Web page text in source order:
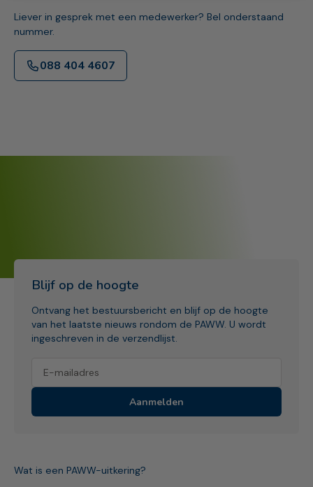
Liever in gesprek met een medewerker? Bel onderstaand
nummer.
088 404 4607
Blijf op de hoogte
Ontvang het bestuursbericht en blijf op de hoogte
van het laatste nieuws rondom de PAWW. U wordt
ingeschreven in de verzendlijst.
Aanmelden
Wat is een PAWW-uitkering?